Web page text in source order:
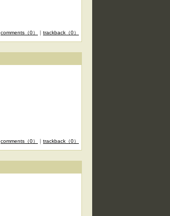
comments（0） ｜ trackback（0）
comments（0） ｜ trackback（0）